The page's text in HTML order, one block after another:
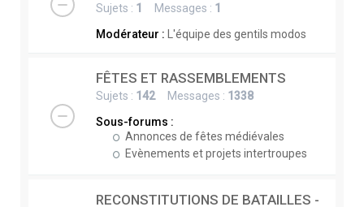
Sujets : 1 Messages : 1
Modérateur :
L'équipe des gentils modos
FÊTES ET RASSEMBLEMENTS
Sujets : 142Messages : 1338
Sous-forums :
Annonces de fêtes médiévales
Evènements et projets intertroupes
RECONSTITUTIONS DE BATAILLES -